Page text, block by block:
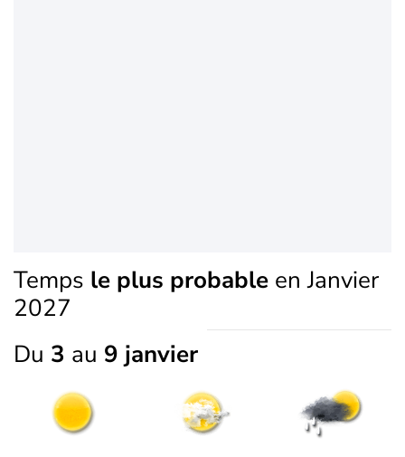
Temps le plus probable en Janvier
2027
Du 3 au 9 janvier